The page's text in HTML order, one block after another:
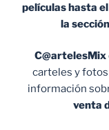
películas hasta
la
C@artelesMix
carteles y
información
venta